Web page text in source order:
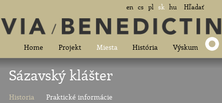
en cs pl sk hu Hľadať
Home Projekt Miesta História Výskum
Sázavský klášter
Historia Praktické informácie